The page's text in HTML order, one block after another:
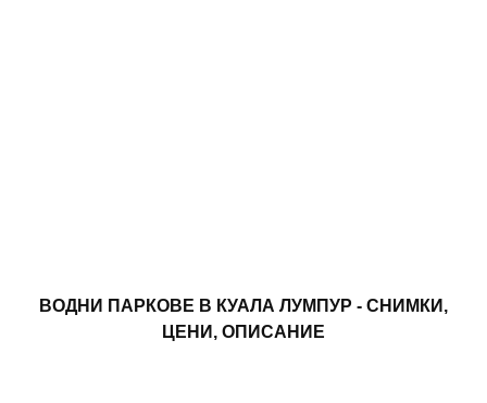
ВОДНИ ПАРКОВЕ В КУАЛА ЛУМПУР - СНИМКИ,
ЦЕНИ, ОПИСАНИЕ